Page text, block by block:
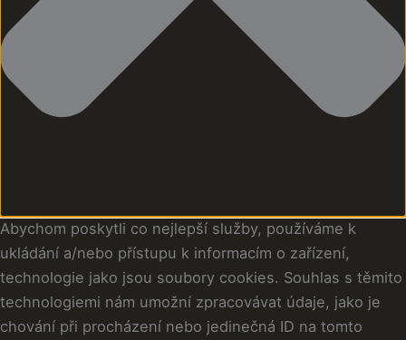
Abychom poskytli co nejlepší služby, používáme k
ukládání a/nebo přístupu k informacím o zařízení,
technologie jako jsou soubory cookies. Souhlas s těmito
technologiemi nám umožní zpracovávat údaje, jako je
chování při procházení nebo jedinečná ID na tomto